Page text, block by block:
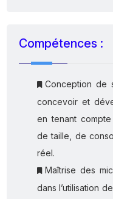
Compétences :
Conception de
concevoir et
en tenant
de taille, de
réel.
Maîtrise des
dans l’utilisation